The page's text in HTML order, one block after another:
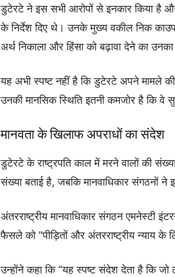
डुटेरटे ने इस सभी आरोपों से इनकार किया है
के निर्देश दिए थे। उनके मुख्य वकील निक
अर्थ निकाला और हिंसा को बढ़ावा देने का उनका
यह अभी स्पष्ट नहीं है कि डुटेरटे अपने मामले
उनकी मानसिक स्थिति इतनी कमजोर है कि वे
मानवता के खिलाफ अपराधों का संदेश
डुटेरटे के राष्ट्रपति काल में मरने वालों की
संख्या बताई है, जबकि मानवाधिकार संगठनों
अंतरराष्ट्रीय मानवाधिकार संगठन एमनेस्टी
फैसले को "पीड़ितों और अंतरराष्ट्रीय न्याय के
उन्होंने कहा कि “यह स्पष्ट संदेश देता है कि